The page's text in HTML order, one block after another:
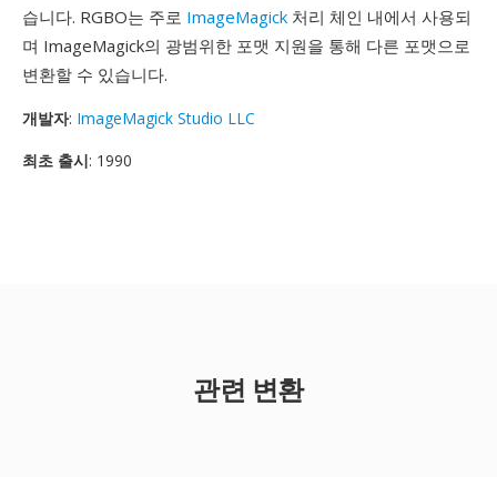
습니다. RGBO는 주로 ImageMagick 처리 체인 내에서 사용되
며 ImageMagick의 광범위한 포맷 지원을 통해 다른 포맷으로
변환할 수 있습니다.
개발자: ImageMagick Studio LLC
최초 출시: 1990
관련 변환